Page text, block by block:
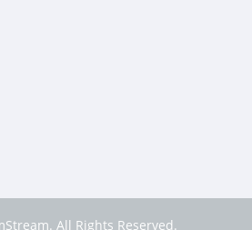
All Rights Reserved.